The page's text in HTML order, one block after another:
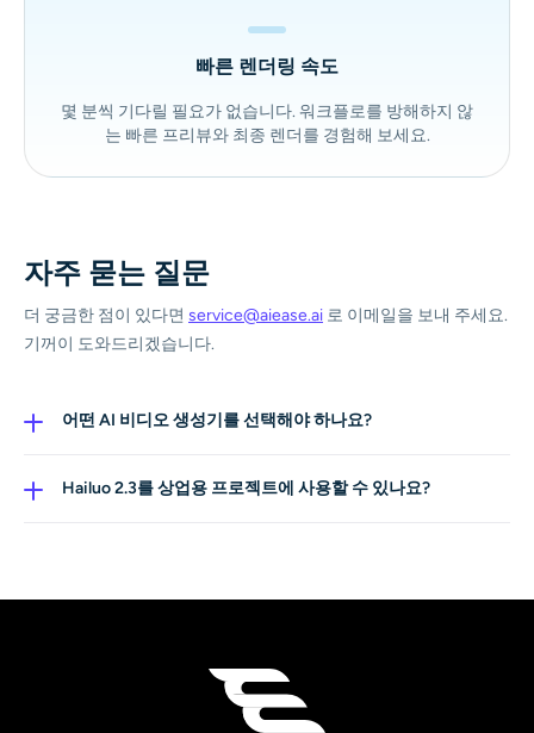
빠른 렌더링 속도
몇 분씩 기다릴 필요가 없습니다. 워크플로를 방해하지 않
는 빠른 프리뷰와 최종 렌더를 경험해 보세요.
자주 묻는 질문
더 궁금한 점이 있다면 service@aiease.ai 로 이메일을 보내 주세요.
기꺼이 도와드리겠습니다.
어떤 AI 비디오 생성기를 선택해야 하나요?
‘스위트 스폿’이 있으니, 아래 요약을 참고해 알맞은 모델을
는 시네마틱하고 스토리 중심의 샷에. Sora는 길고
끊김 없는 장면과 영화 같은 비주얼에 강합니다. 드라마틱
Hailuo 2.3를 상업용 프로젝트에 사용할 수 있나요?
이언트 납품물까지 문제 없이 제작하고 있습니다.